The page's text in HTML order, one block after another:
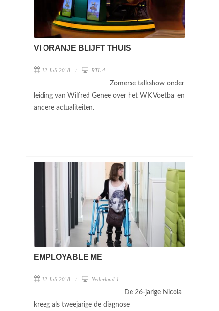
VI ORANJE BLIJFT THUIS
12 Juli 2018 RTL 4
Zomerse talkshow onder
leiding van Wilfred Genee over het WK Voetbal en
andere actualiteiten.
EMPLOYABLE ME
12 Juli 2018 Nederland 1
De 26-jarige Nicola
kreeg als tweejarige de diagnose